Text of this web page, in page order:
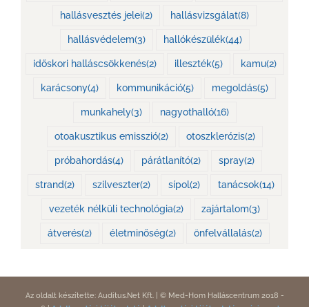
hallásvesztés jelei(2) hallásvizsgálat(8)
hallásvédelem(3) hallókészülék(44)
időskori halláscsökkenés(2) illeszték(5) kamu(2)
karácsony(4) kommunikáció(5) megoldás(5)
munkahely(3) nagyothalló(16)
otoakusztikus emisszió(2) otoszklerózis(2)
próbahordás(4) párátlanító(2) spray(2)
strand(2) szilveszter(2) sípol(2) tanácsok(14)
vezeték nélküli technológia(2) zajártalom(3)
átverés(2) életminőség(2) önfelvállalás(2)
Az oldalt készítette: Auditus.Net Kft.| © Med-Hom Halláscentrum 2018 -